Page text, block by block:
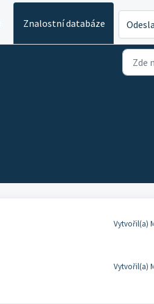
Znalostní databáze
Vytvořil(a)
Vytvořil(a)